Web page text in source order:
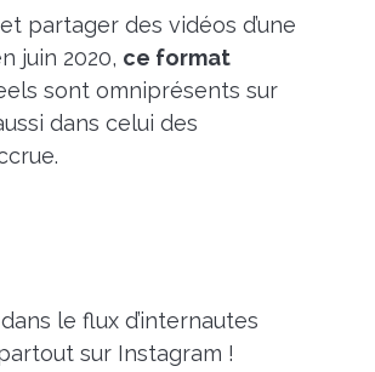
partager des vidéos d’une
juin 2020, ce format
sont omniprésents sur
dans celui des
le flux d’internautes
sur Instagram !